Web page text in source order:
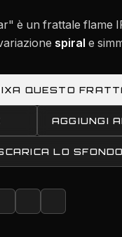
è un frattale flame
spiral e
QUESTO
AGGIUNGI
LO SFONDO